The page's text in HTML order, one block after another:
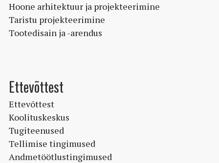
Hoone arhitektuur ja projekteerimine
Taristu projekteerimine
Tootedisain ja -arendus
Ettevõttest
Ettevõttest
Koolituskeskus
Tugiteenused
Tellimise tingimused
Andmetöötlustingimused